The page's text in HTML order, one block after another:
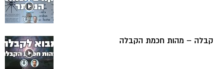
קבלה – מהות חכמת הקבלה